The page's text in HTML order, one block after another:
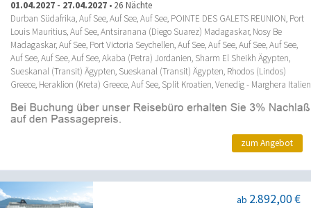
01.04.2027 - 27.04.2027 • 26 Nächte
Durban Südafrika, Auf See, Auf See, Auf See, POINTE DES GALETS REUNION, Port
Louis Mauritius, Auf See, Antsiranana (Diego Suarez) Madagaskar, Nosy Be
Madagaskar, Auf See, Port Victoria Seychellen, Auf See, Auf See, Auf See, Auf See,
Auf See, Auf See, Auf See, Akaba (Petra) Jordanien, Sharm El Sheikh Ägypten,
Sueskanal (Transit) Ägypten, Sueskanal (Transit) Ägypten, Rhodos (Lindos)
Greece, Heraklion (Kreta) Greece, Auf See, Split Kroatien, Venedig - Marghera Italien
zum Angebot
ab 2.892,00 €